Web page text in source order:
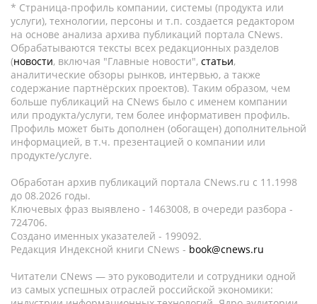
* Страница-профиль компании, системы (продукта или
услуги), технологии, персоны и т.п. создается редактором
на основе анализа архива публикаций портала CNews.
Обрабатываются тексты всех редакционных разделов
(новости, включая "Главные новости", статьи,
аналитические обзоры рынков, интервью, а также
содержание партнёрских проектов). Таким образом, чем
больше публикаций на CNews было с именем компании
или продукта/услуги, тем более информативен профиль.
Профиль может быть дополнен (обогащен) дополнительной
информацией, в т.ч. презентацией о компании или
продукте/услуге.
Обработан архив публикаций портала CNews.ru c 11.1998
до 08.2026 годы.
Ключевых фраз выявлено - 1463008, в очереди разбора -
724706.
Создано именных указателей - 199092.
Редакция Индексной книги CNews - book@cnews.ru
Читатели CNews — это руководители и сотрудники одной
из самых успешных отраслей российской экономики: